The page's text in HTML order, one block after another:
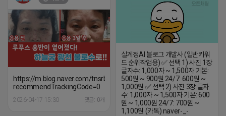
실계정AI 블로그 개발사 (일반키워
드 순위작업용) ✅ 선택 1) 사진 1장
글자수: 1,000자 ~ 1,500자 기본:
500원 ~ 900원 24/7: 600원 ~
1,000원 ✅ 선택 2) 사진 3장 글자
수: 1,000자 ~ 1,500자 기본: 600
원 ~ 1,000원 24/7: 700원 ~
1,100원 (카톡) naver-_-
https://m.blog.naver.com/tnsrbfkddmsw/223538390640?
recommendTrackingCode=0
2026-04-17 15:30 댓글: 0개